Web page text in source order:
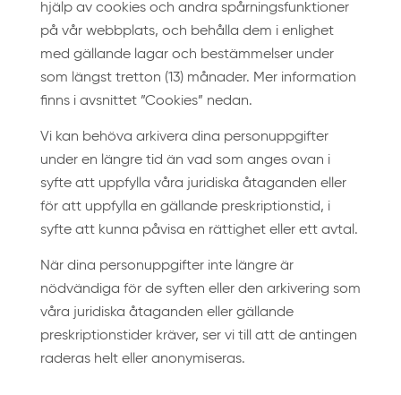
hjälp av cookies och andra spårningsfunktioner
på vår webbplats, och behålla dem i enlighet
med gällande lagar och bestämmelser under
som längst tretton (13) månader. Mer information
finns i avsnittet ”Cookies” nedan.
Vi kan behöva arkivera dina personuppgifter
under en längre tid än vad som anges ovan i
syfte att uppfylla våra juridiska åtaganden eller
för att uppfylla en gällande preskriptionstid, i
syfte att kunna påvisa en rättighet eller ett avtal.
När dina personuppgifter inte längre är
nödvändiga för de syften eller den arkivering som
våra juridiska åtaganden eller gällande
preskriptionstider kräver, ser vi till att de antingen
raderas helt eller anonymiseras.